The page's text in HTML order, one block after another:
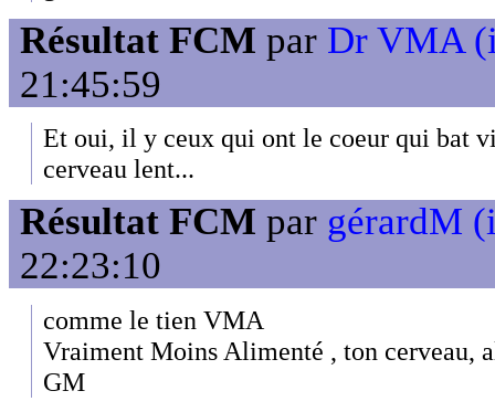
Résultat FCM par Dr VMA
21:45:59
Et oui, il y ceux qui ont le coeur qui bat
cerveau lent...
Résultat FCM par gérardM
22:23:10
comme le tien VMA
Vraiment Moins Alimenté , ton cerveau,
GM